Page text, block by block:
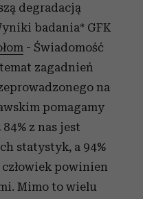
degradacją
badania* GFK
- Świadomość
zagadnień
na
pomagamy
z nas jest
statystyk, a 94%
powinien
Mimo to wielu